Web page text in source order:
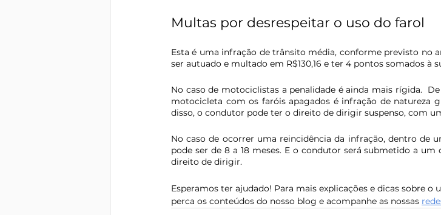
Multas por desrespeitar o uso do farol
Esta é uma infração de trânsito média, conforme previsto no
ser autuado e multado em R$130,16 e ter 4 pontos somados à
No caso de motociclistas a penalidade é ainda mais rígida.
motocicleta com os faróis apagados é infração de natureza
disso, o condutor pode ter o direito de dirigir suspenso, com
No caso de ocorrer uma reincidência da infração, dentro de
pode ser de 8 a 18 meses. E o condutor será submetido a
direito de dirigir.
Esperamos ter ajudado! Para mais explicações e dicas sobre o
perca os conteúdos do nosso blog e acompanhe as nossas